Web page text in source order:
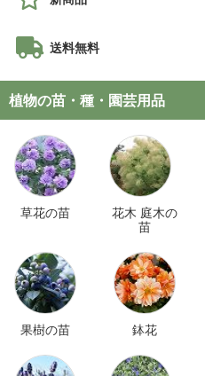
送料無料
植物の苗・種・園芸用品
草花の苗
花木 庭木の
苗
果樹の苗 鉢花